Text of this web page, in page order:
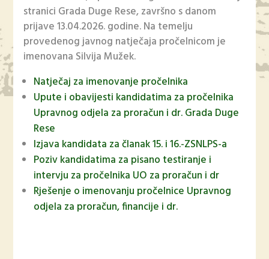
stranici Grada Duge Rese, završno s danom
prijave 13.04.2026. godine. Na temelju
provedenog javnog natječaja pročelnicom je
imenovana Silvija Mužek.
Natječaj za imenovanje pročelnika
Upute i obavijesti kandidatima za pročelnika
Upravnog odjela za proračun i dr. Grada Duge
Rese
Izjava kandidata za članak 15. i 16.-ZSNLPS-a
Poziv kandidatima za pisano testiranje i
intervju za pročelnika UO za proračun i dr
Rješenje o imenovanju pročelnice Upravnog
odjela za proračun, financije i dr.